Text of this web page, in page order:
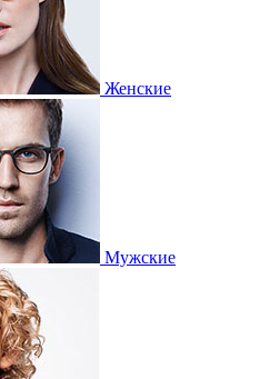
Женские
Мужские